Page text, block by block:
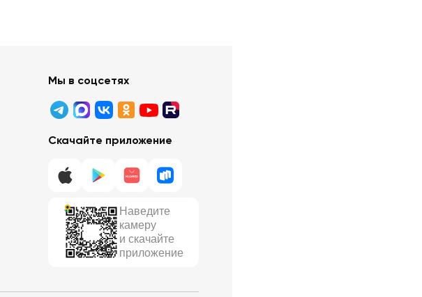
Мы в соцсетях
Скачайте приложение
Наведите
камеру
и скачайте
приложение